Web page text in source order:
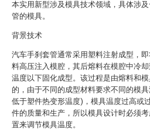
本实用新型涉及模具技术领域，具体涉
管的模具。
背景技术
汽车手刹套管通常采用塑料注射成型，
料高压注入模腔，其后熔料在模腔中冷
温度以下固化成型。该过程是由熔料和
的，由于不同的成型材料要求不同的模
低于塑件热变形温度)，模具温度过高或
件的质量和生产，所以模具设计时必须
置来调节模具温度。